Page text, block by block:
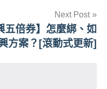
Next Post
倍券】怎麼綁、如
方案？[滾動式更新]